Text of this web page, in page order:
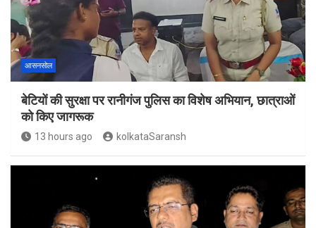
आसनसोल
बेटियों की सुरक्षा पर रानीगंज पुलिस का विशेष अभियान, छात्राओं
को किए जागरूक
13 hours ago kolkataSaransh